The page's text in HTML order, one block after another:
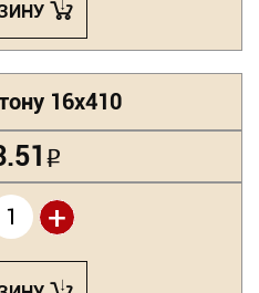
16х410
Р
+